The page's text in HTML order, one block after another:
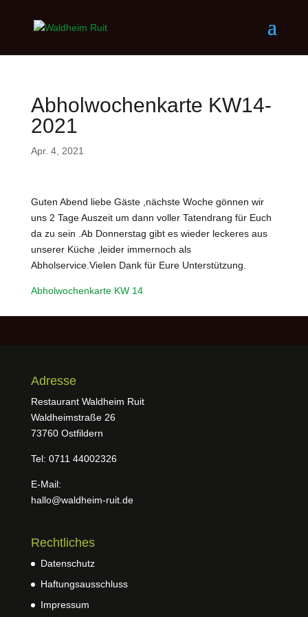
Abholwochenkarte KW14-
2021
Apr. 4, 2021
Guten Abend liebe Gäste ,nächste Woche gönnen wir
uns 2 Tage Auszeit um dann voller Tatendrang für Euch
da zu sein .Ab Donnerstag gibt es wieder leckeres aus
unserer Küche ,leider immernoch als
Abholservice.Vielen Dank für Eure Unterstützung.
Abholwochenkarte KW 14
Adresse
Restaurant Waldheim Ruit
Waldheimstraße 26
73760 Ostfildern
Tel: 0711 44002326
E-Mail:
hallo@waldheim-ruit.de
Rechtliches
Datenschutz
Haftungsausschluss
Impressum